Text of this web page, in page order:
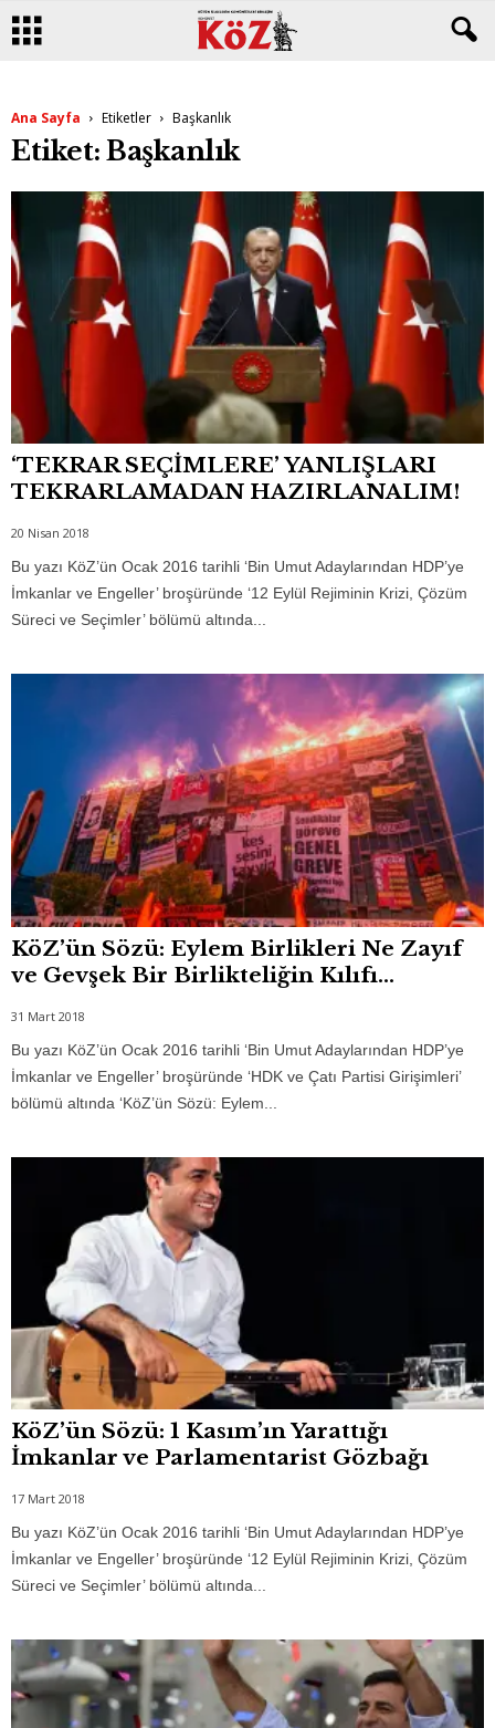
Ana Sayfa Etiketler Başkanlık
Etiket: Başkanlık
‘TEKRAR SEÇİMLERE’ YANLIŞLARI
TEKRARLAMADAN HAZIRLANALIM!
20 Nisan 2018
Bu yazı KöZ’ün Ocak 2016 tarihli ‘Bin Umut Adaylarından HDP’ye
İmkanlar ve Engeller’ broşüründe ‘12 Eylül Rejiminin Krizi, Çözüm
Süreci ve Seçimler’ bölümü altında...
KöZ’ün Sözü: Eylem Birlikleri Ne Zayıf
ve Gevşek Bir Birlikteliğin Kılıfı...
31 Mart 2018
Bu yazı KöZ’ün Ocak 2016 tarihli ‘Bin Umut Adaylarından HDP’ye
İmkanlar ve Engeller’ broşüründe ‘HDK ve Çatı Partisi Girişimleri’
bölümü altında ‘KöZ’ün Sözü: Eylem...
KöZ’ün Sözü: 1 Kasım’ın Yarattığı
İmkanlar ve Parlamentarist Gözbağı
17 Mart 2018
Bu yazı KöZ’ün Ocak 2016 tarihli ‘Bin Umut Adaylarından HDP’ye
İmkanlar ve Engeller’ broşüründe ‘12 Eylül Rejiminin Krizi, Çözüm
Süreci ve Seçimler’ bölümü altında...